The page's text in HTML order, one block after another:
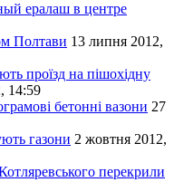
ералаш в центре
Полтави 13 липня 2012,
проїзд на пішохідну
14:59
бетонні вазони 27
газони 2 жовтня 2012,
перекрили